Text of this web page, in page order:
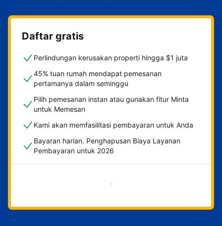
Daftar gratis
Perlindungan kerusakan properti hingga $1 juta
45% tuan rumah mendapat pemesanan
pertamanya dalam seminggu
Pilih pemesanan instan atau gunakan fitur Minta
untuk Memesan
Kami akan memfasilitasi pembayaran untuk Anda
Bayaran harian. Penghapusan Biaya Layanan
Pembayaran untuk 2026
Mulai sekarang